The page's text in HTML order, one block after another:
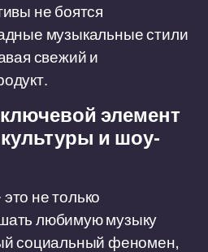
не боятся
музыкальные стили
свежий и
элемент
и шоу-
не только
любимую музыку
социальный феномен,